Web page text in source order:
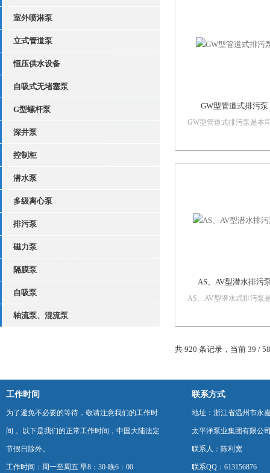
室外喷淋泵
立式管道泵
恒压供水设备
自吸式无堵塞泵
G型螺杆泵
深井泵
控制柜
潜水泵
多级离心泵
排污泵
磁力泵
隔膜泵
自吸泵
轴流泵、混流泵
GW型管道式排污泵
GW型管道式排污泵是本
AS、AV型潜水排污
AS、AV型潜水式排污泵
袋、带、草、布条等物质
共 920 条记录，当前 39 /
工作时间
为了避免不必要的等待，敬请注意我们的工作时
间 。以下是我们的正常工作时间，中国大陆法定
节假日除外。
工作时间：周一至周五 早8：30-晚6：00
联系方式
地址：浙江省温州市永
太平洋泵业集团有限公
联系人：陈利宽
联系QQ：613156876